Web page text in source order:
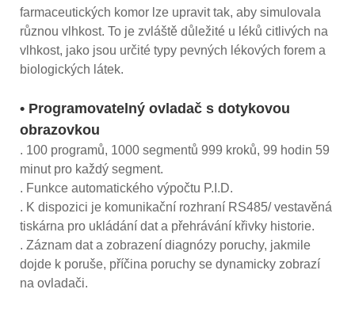
farmaceutických komor lze upravit tak, aby simulovala
různou vlhkost. To je zvláště důležité u léků citlivých na
vlhkost, jako jsou určité typy pevných lékových forem a
biologických látek.
• Programovatelný ovladač s dotykovou
obrazovkou
. 100 programů, 1000 segmentů 999 kroků, 99 hodin 59
minut pro každý segment.
. Funkce automatického výpočtu P.I.D.
. K dispozici je komunikační rozhraní RS485/ vestavěná
tiskárna pro ukládání dat a přehrávání křivky historie.
. Záznam dat a zobrazení diagnózy poruchy, jakmile
dojde k poruše, příčina poruchy se dynamicky zobrazí
na ovladači.